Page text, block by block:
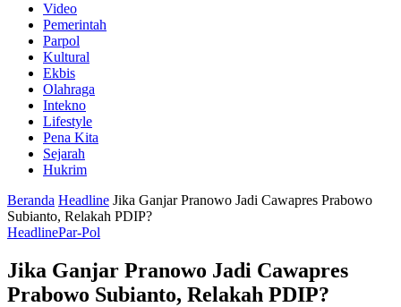
Video
Pemerintah
Parpol
Kultural
Ekbis
Olahraga
Intekno
Lifestyle
Pena Kita
Sejarah
Hukrim
Beranda Headline Jika Ganjar Pranowo Jadi Cawapres Prabowo
Subianto, Relakah PDIP?
HeadlinePar-Pol
Jika Ganjar Pranowo Jadi Cawapres
Prabowo Subianto, Relakah PDIP?